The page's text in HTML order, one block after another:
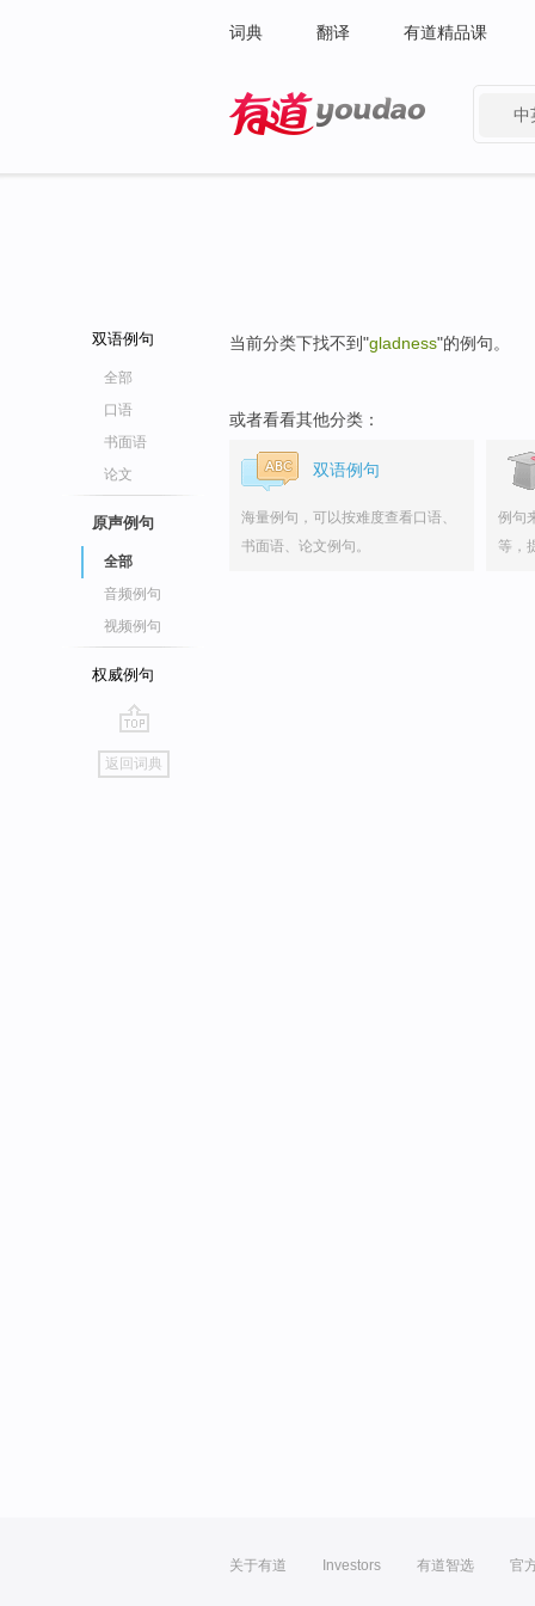
词典 翻译 有道精品课
中
双语例句
全部
口语
书面语
论文
原声例句
全部
音频例句
视频例句
权威例句
go
top
返回词典
当前分类下找不到"gladness"的例句。
或者看看其他分类：
双语例句
海量例句，可以按难度查看口语、
书面语、论文例句。
例句
等，
关于有道 Investors 有道智选 官